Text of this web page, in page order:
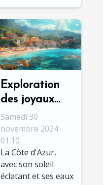
Exploration
des joyaux
cachés de la
Côte d'Azur
pour des
vacances
inoubliables
Samedi 30
novembre 2024
01:10
La Côte d'Azur,
avec son soleil
éclatant et ses eaux